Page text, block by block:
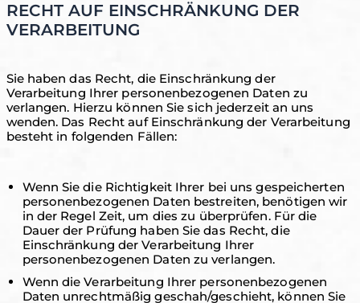
RECHT AUF EINSCHRÄNKUNG DER
VERARBEITUNG
Sie haben das Recht, die Einschränkung der
Verarbeitung Ihrer personenbezogenen Daten zu
verlangen. Hierzu können Sie sich jederzeit an uns
wenden. Das Recht auf Einschränkung der Verarbeitung
besteht in folgenden Fällen:
Wenn Sie die Richtigkeit Ihrer bei uns gespeicherten
personenbezogenen Daten bestreiten, benötigen wir
in der Regel Zeit, um dies zu überprüfen. Für die
Dauer der Prüfung haben Sie das Recht, die
Einschränkung der Verarbeitung Ihrer
personenbezogenen Daten zu verlangen.
Wenn die Verarbeitung Ihrer personenbezogenen
Daten unrechtmäßig geschah/geschieht, können Sie